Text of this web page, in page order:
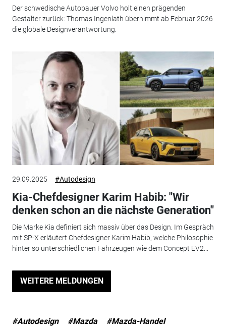
Der schwedische Autobauer Volvo holt einen prägenden
Gestalter zurück: Thomas Ingenlath übernimmt ab Februar 2026
die globale Designverantwortung.
29.09.2025 #Autodesign
Kia-Chefdesigner Karim Habib: "Wir
denken schon an die nächste Generation"
Die Marke Kia definiert sich massiv über das Design. Im Gespräch
mit SP-X erläutert Chefdesigner Karim Habib, welche Philosophie
hinter so unterschiedlichen Fahrzeugen wie dem Concept EV2...
WEITERE MELDUNGEN
#Autodesign #Mazda
#Mazda-Handel